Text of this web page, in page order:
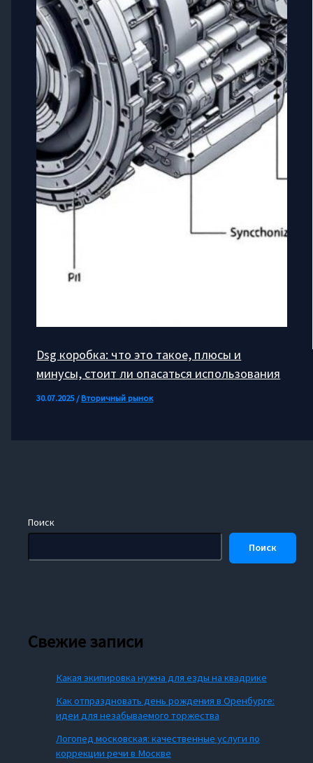
Поиск
Поиск
Свежие записи
Какая экипировка нужна для езды на квадрике
Как отпраздновать день рождения в Оренбурге:
идеи для незабываемого торжества
Логопед московская: качественные услуги по
коррекции речи в Москве
Dsg коробка: что это такое, плюсы и
минусы, стоит ли опасаться использования
30.07.2025/Вторичный рынок